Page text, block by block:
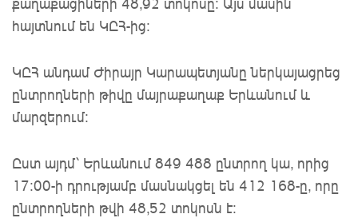
քաղաքացիների 48,92 տոկոսը: Այս մասին
հայտնում են ԿԸՀ-ից:
ԿԸՀ անդամ Ժիրայր Կարապետյանը ներկայացրեց
ընտրողների թիվը մայրաքաղաք Երևանում և
մարզերում:
Ըստ այդմ՝ Երևանում 849 488 ընտրող կա, որից
17:00-ի դրությամբ մասնակցել են 412 168-ը, որը
ընտրողների թվի 48,52 տոկոսն է: